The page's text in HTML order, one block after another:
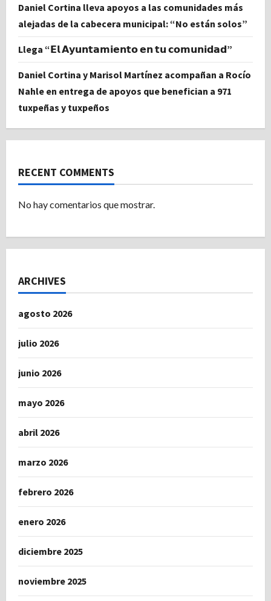
Daniel Cortina lleva apoyos a las comunidades más
alejadas de la cabecera municipal: “No están solos”
Llega “𝗘𝗹 𝗔𝘆𝘂𝗻𝘁𝗮𝗺𝗶𝗲𝗻𝘁𝗼 𝗲𝗻 𝘁𝘂 𝗰𝗼𝗺𝘂𝗻𝗶𝗱𝗮𝗱”
Daniel Cortina y Marisol Martínez acompañan a Rocío
Nahle en entrega de apoyos que benefician a 971
tuxpeñas y tuxpeños
RECENT COMMENTS
No hay comentarios que mostrar.
ARCHIVES
agosto 2026
julio 2026
junio 2026
mayo 2026
abril 2026
marzo 2026
febrero 2026
enero 2026
diciembre 2025
noviembre 2025